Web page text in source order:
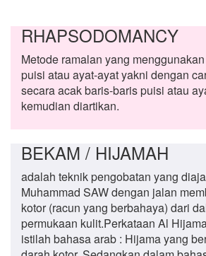
RHAPSODOMANCY
Metode ramalan yang
puisi atau ayat-ayat yakni dengan
secara acak baris-baris puisi atau
kemudian diartikan.
BEKAM / HIJAMAH
adalah teknik pengobatan yang
Muhammad SAW dengan jalan
kotor (racun yang berbahaya) dari
permukaan kulit.Perkataan Al
istilah bahasa arab : Hijama yang